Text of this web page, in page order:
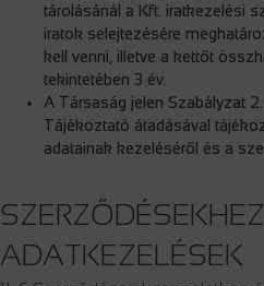
tárolásánál a Kft. iratkezelési
iratok selejtezésére
kell venni, illetve a kettőt
tekintetében 3 év.
A Társaság jelen Szabályzat
Tájékoztató átadásával
adatainak kezeléséről és a
ADATKEZELÉSEK